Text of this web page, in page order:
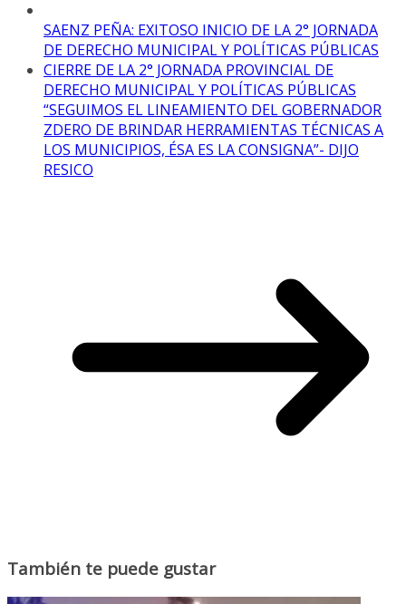
SAENZ PEÑA: EXITOSO INICIO DE LA 2° JORNADA
DE DERECHO MUNICIPAL Y POLÍTICAS PÚBLICAS
CIERRE DE LA 2° JORNADA PROVINCIAL DE
DERECHO MUNICIPAL Y POLÍTICAS PÚBLICAS
“SEGUIMOS EL LINEAMIENTO DEL GOBERNADOR
ZDERO DE BRINDAR HERRAMIENTAS TÉCNICAS A
LOS MUNICIPIOS, ÉSA ES LA CONSIGNA”- DIJO
RESICO
También te puede gustar